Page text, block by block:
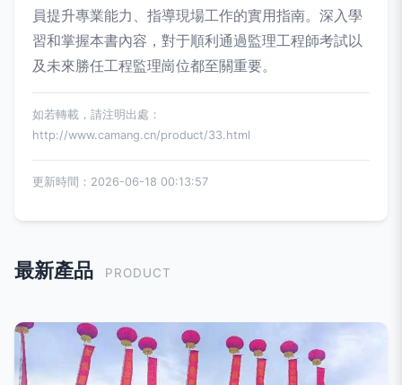
員提升專業能力、指導現場工作的實用指南。深入學
習和掌握本書內容，對于順利通過監理工程師考試以
及未來勝任工程監理崗位都至關重要。
如若轉載，請注明出處：
http://www.camang.cn/product/33.html
更新時間：2026-06-18 00:13:57
最新產品 PRODUCT